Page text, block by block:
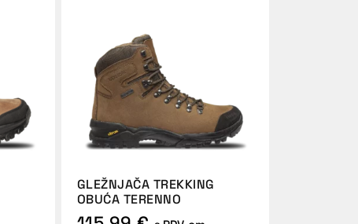
GLEŽNJAČA TREKKING
OBUĆA TERENNO